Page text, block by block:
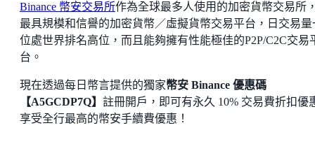
Binance 幣安交易所作為全球最多人使用的加密貨幣交易所
最具規模和信譽的加密貨幣／虛擬貨幣交易平台，日交易量
位處世界排名高位，而且能夠擁有性能極佳的P2P/C2C交易
台。
現在透過每日幣言提供的獨家幣安 Binance 優惠碼
【A5GCDP7Q】 註冊開戶，即可有永久 10% 交易費折扣優
享受全行最高的幣安手續費優惠！